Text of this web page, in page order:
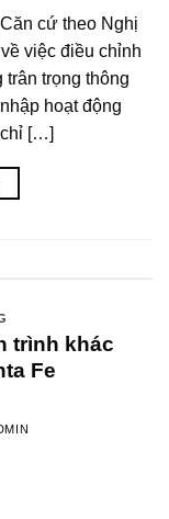
cứ theo Nghị
việc điều chỉnh
trọng thông
hoạt động
chỉ […]
trình khác
Fe